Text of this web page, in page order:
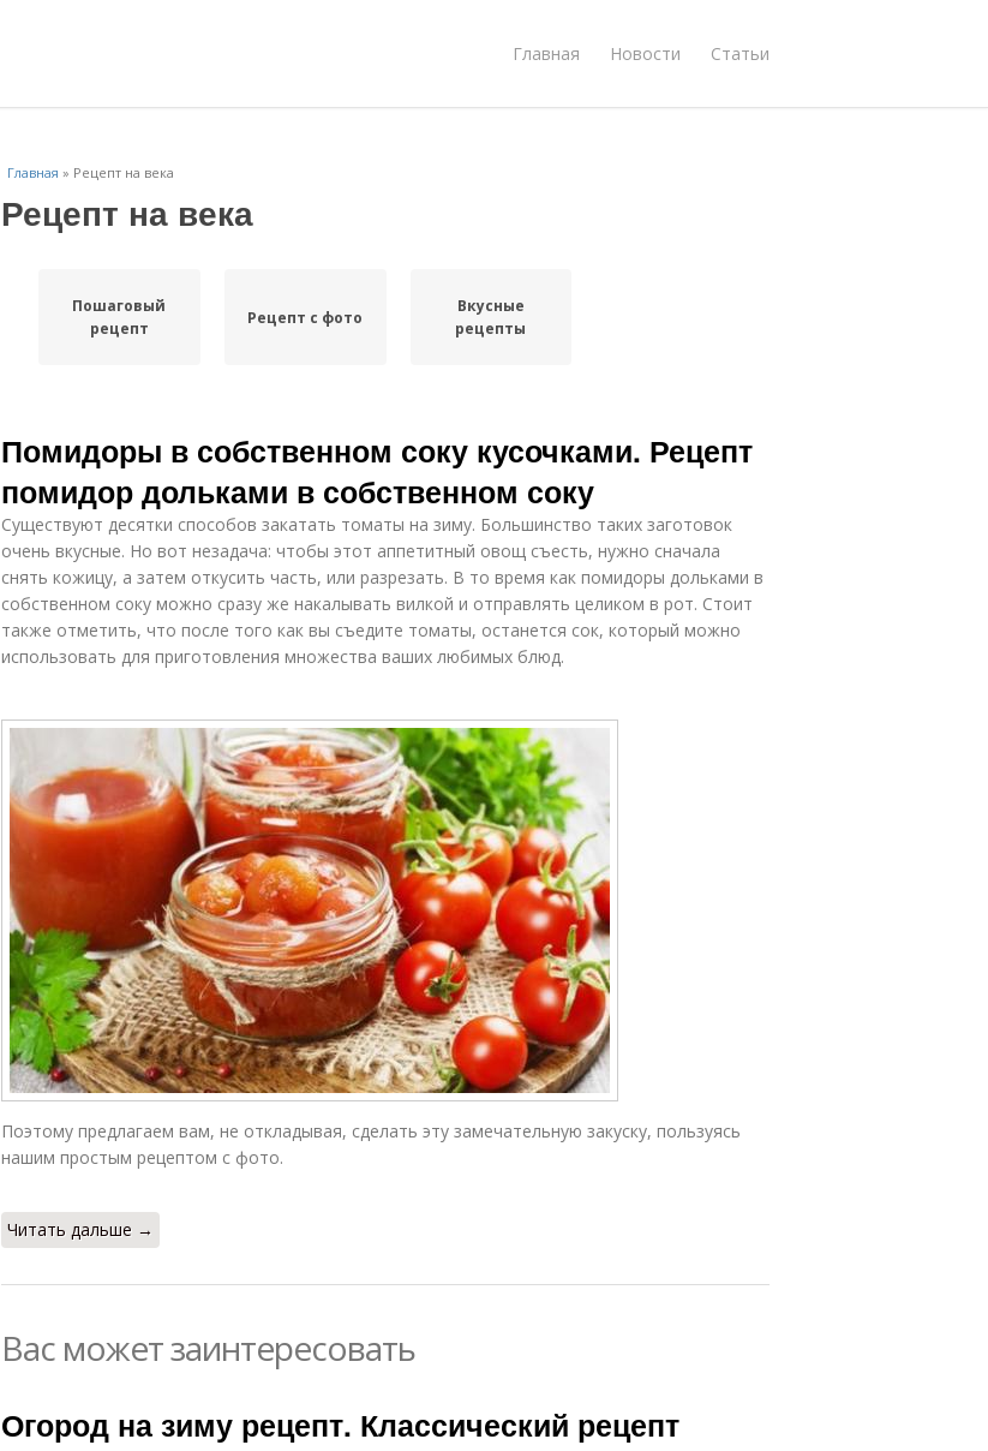
Главная Новости Статьи
Главная » Рецепт на века
Рецепт на века
Пошаговый
рецепт
Рецепт с фото
Вкусные
рецепты
Помидоры в собственном соку кусочками. Рецепт
помидор дольками в собственном соку
Существуют десятки способов закатать томаты на зиму. Большинство таких заготовок
очень вкусные. Но вот незадача: чтобы этот аппетитный овощ съесть, нужно сначала
снять кожицу, а затем откусить часть, или разрезать. В то время как помидоры дольками в
собственном соку можно сразу же накалывать вилкой и отправлять целиком в рот. Стоит
также отметить, что после того как вы съедите томаты, останется сок, который можно
использовать для приготовления множества ваших любимых блюд.
Поэтому предлагаем вам, не откладывая, сделать эту замечательную закуску, пользуясь
нашим простым рецептом с фото.
Читать дальше →
Вас может заинтересовать
Огород на зиму рецепт. Классический рецепт